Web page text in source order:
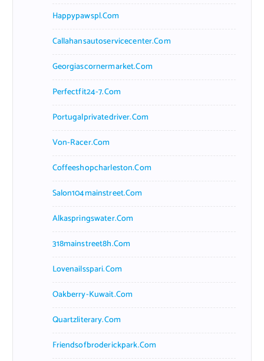
Happypawspl.com
Callahansautoservicecenter.com
Georgiascornermarket.com
Perfectfit24-7.com
Portugalprivatedriver.com
Von-Racer.com
Coffeeshopcharleston.com
Salon104mainstreet.com
Alkaspringswater.com
318mainstreet8h.com
Lovenailsspari.com
Oakberry-Kuwait.com
Quartzliterary.com
Friendsofbroderickpark.com